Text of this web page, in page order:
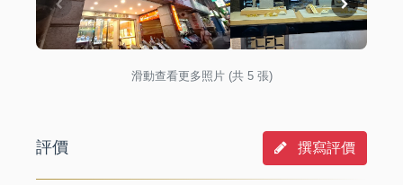
滑動查看更多照片 (共 5 張)
評價 撰寫評價